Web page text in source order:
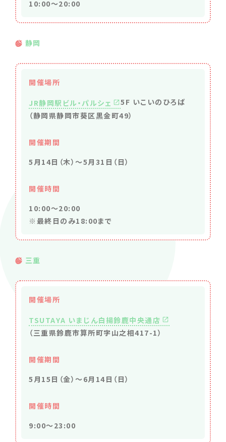
10:00～20:00
静岡
開催場所
JR静岡駅ビル・パルシェ
5F いこいのひろば
（静岡県静岡市葵区黒金町49）
開催期間
5月14日（木）〜5月31日（日）
開催時間
10:00～20:00
※最終日のみ18:00まで
三重
開催場所
TSUTAYA いまじん白揚鈴鹿中央通店
（三重県鈴鹿市算所町字山之相417-1）
開催期間
5月15日（金）〜6月14日（日）
開催時間
9:00～23:00